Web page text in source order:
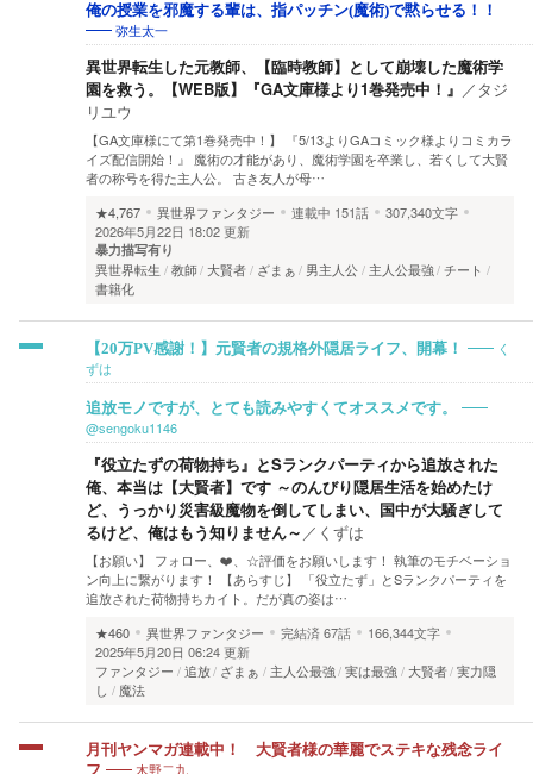
俺の授業を邪魔する輩は、指パッチン(魔術)で黙らせる！！
弥生太一
異世界転生した元教師、【臨時教師】として崩壊した魔術学
園を救う。【WEB版】『GA文庫様より1巻発売中！』 ／ タジ
リユウ
【GA文庫様にて第1巻発売中！】 『5/13よりGAコミック様よりコミカラ
イズ配信開始！』 魔術の才能があり、魔術学園を卒業し、若くして大賢
者の称号を得た主人公。 古き友人が母…
★4,767
異世界ファンタジー 連載中 151話
307,340文字
2026年5月22日 18:02 更新
暴力描写有り
異世界転生 教師 大賢者 ざまぁ 男主人公 主人公最強 チート
書籍化
【20万PV感謝！】元賢者の規格外隠居ライフ、開幕！
く
ずは
追放モノですが、とても読みやすくてオススメです。
@sengoku1146
『役立たずの荷物持ち』とSランクパーティから追放された
俺、本当は【大賢者】です ～のんびり隠居生活を始めたけ
ど、うっかり災害級魔物を倒してしまい、国中が大騒ぎして
るけど、俺はもう知りません～ ／ くずは
【お願い】 フォロー、❤️、☆評価をお願いします！ 執筆のモチベーショ
ン向上に繋がります！ 【あらすじ】 「役立たず」とSランクパーティを
追放された荷物持ちカイト。だが真の姿は…
★460
異世界ファンタジー 完結済67話
166,344文字
2025年5月20日 06:24 更新
ファンタジー
追放 ざまぁ 主人公最強 実は最強 大賢者 実力隠
し
魔法
月刊ヤンマガ連載中！ 大賢者様の華麗でステキな残念ライ
フ
木野二九